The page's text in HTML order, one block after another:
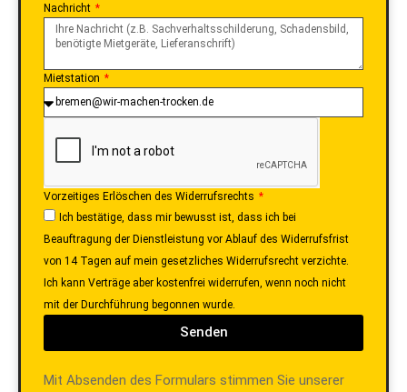
Nachricht
Mietstation
Vorzeitiges Erlöschen des Widerrufsrechts
Ich bestätige, dass mir bewusst ist, dass ich bei
Beauftragung der Dienstleistung vor Ablauf des Widerrufsfrist
von 14 Tagen auf mein gesetzliches Widerrufsrecht verzichte.
Ich kann Verträge aber kostenfrei widerrufen, wenn noch nicht
mit der Durchführung begonnen wurde.
Senden
Mit Absenden des Formulars stimmen Sie unserer